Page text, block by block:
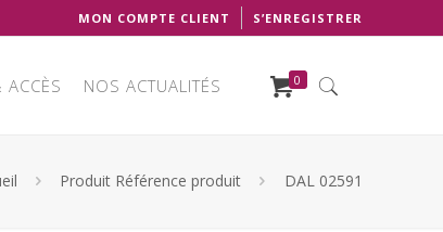
MON COMPTE CLIENT S’ENREGISTRER
ACCÈS NOS ACTUALITÉS 0
Produit Référence produit DAL 02591